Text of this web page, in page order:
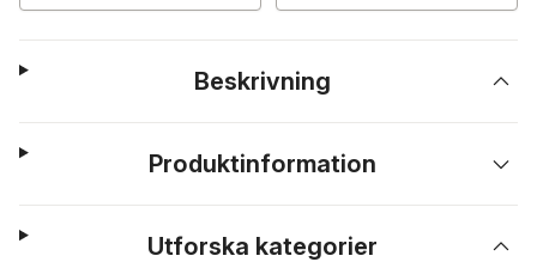
Beskrivning
Produktinformation
Utforska kategorier